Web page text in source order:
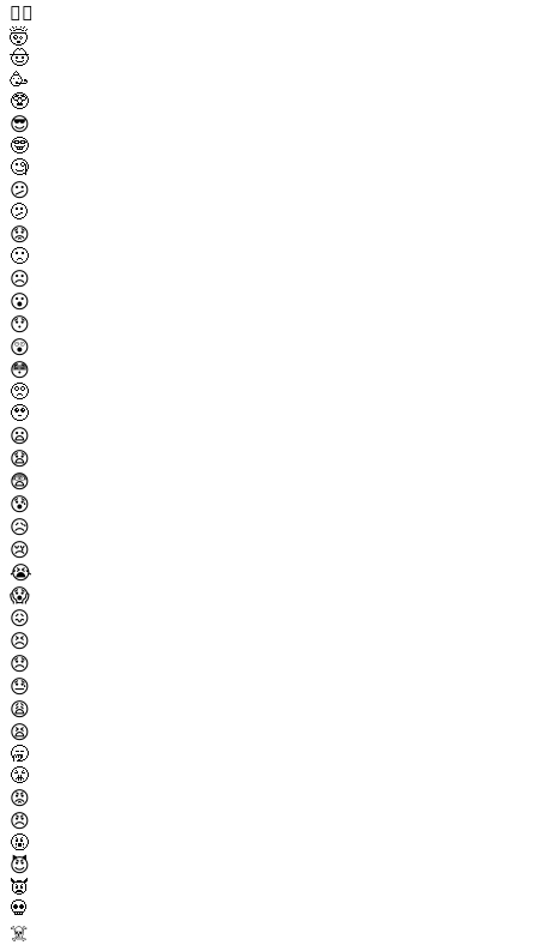
😵‍💫
🤯
🤠
🥳
🥸
😎
🤓
🧐
😕
🫤
😟
🙁
☹️
😮
😯
😲
😳
🥺
🥹
😦
😧
😨
😰
😥
😢
😭
😱
😖
😣
😞
😓
😩
😫
🥱
😤
😡
😠
🤬
😈
👿
💀
☠️